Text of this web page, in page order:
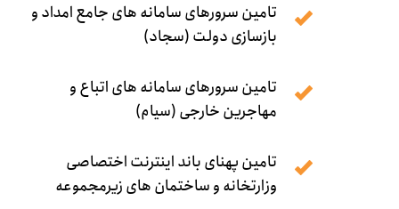
تامین سرورهای سامانه های جامع امداد و
بازسازی دولت (سجاد)
تامین سرورهای سامانه های اتباع و
مهاجرین خارجی (سیام)
تامین پهنای باند اینترنت اختصاصی
وزارتخانه و ساختمان های زیرمجموعه